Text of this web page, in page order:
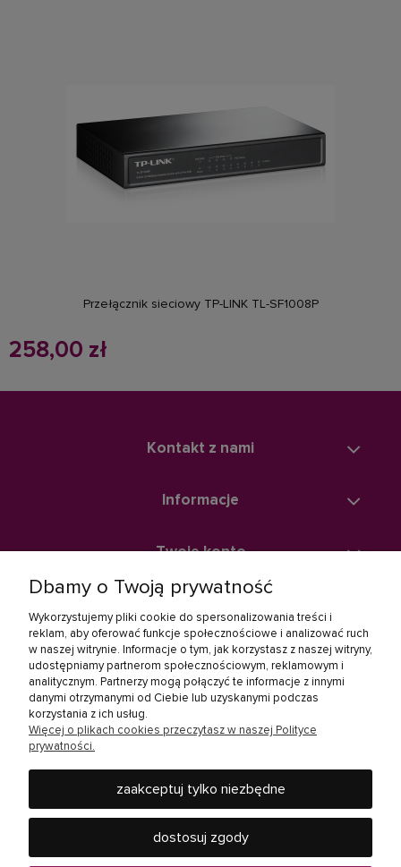
Przełącznik sieciowy TP-LINK TL-SF1008P
258,00 zł
Kontakt z nami
Informacje
Twoje konto
Linki społecznościowe
potrzebne w Twoim domu - od baterii, żarówek, słuchawek,
telewizorów i innych produktów RTV oraz AGD, po urządzenia
Dbamy o Twoją prywatność
Wykorzystujemy pliki cookie do spersonalizowania treści i
reklam, aby oferować funkcje społecznościowe i analizować ruch
w naszej witrynie. Informacje o tym, jak korzystasz z naszej witryny,
udostępniamy partnerom społecznościowym, reklamowym i
analitycznym. Partnerzy mogą połączyć te informacje z innymi
danymi otrzymanymi od Ciebie lub uzyskanymi podczas
korzystania z ich usług.
Więcej o plikach cookies przeczytasz w naszej Polityce
prywatności.
zaakceptuj tylko niezbędne
dostosuj zgody